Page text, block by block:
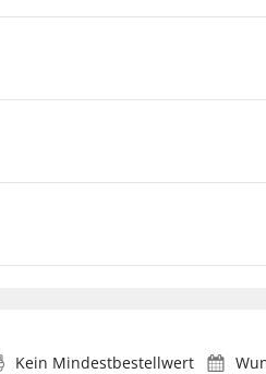
Kein Mindestbestellwert